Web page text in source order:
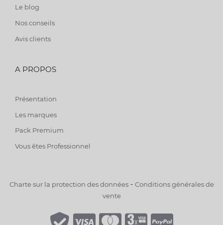
Le blog
Nos conseils
Avis clients
A PROPOS
Présentation
Les marques
Pack Premium
Vous êtes Professionnel
Charte sur la protection des données- Conditions générales de
vente